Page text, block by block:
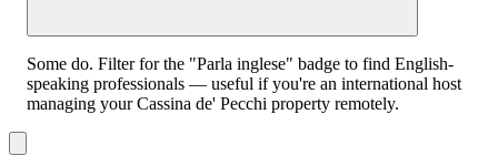
Some do. Filter for the "Parla inglese" badge to find English-
speaking professionals — useful if you're an international host
managing your Cassina de' Pecchi property remotely.